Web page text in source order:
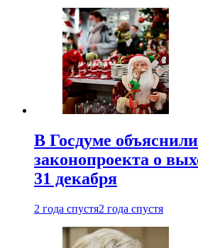
В Госдуме
законопроекта о
31 декабря
2 года спустя2 года спустя